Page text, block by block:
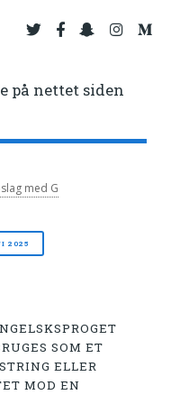
på nettet siden
med G
2025
SOM ET
ELLER
MOD EN